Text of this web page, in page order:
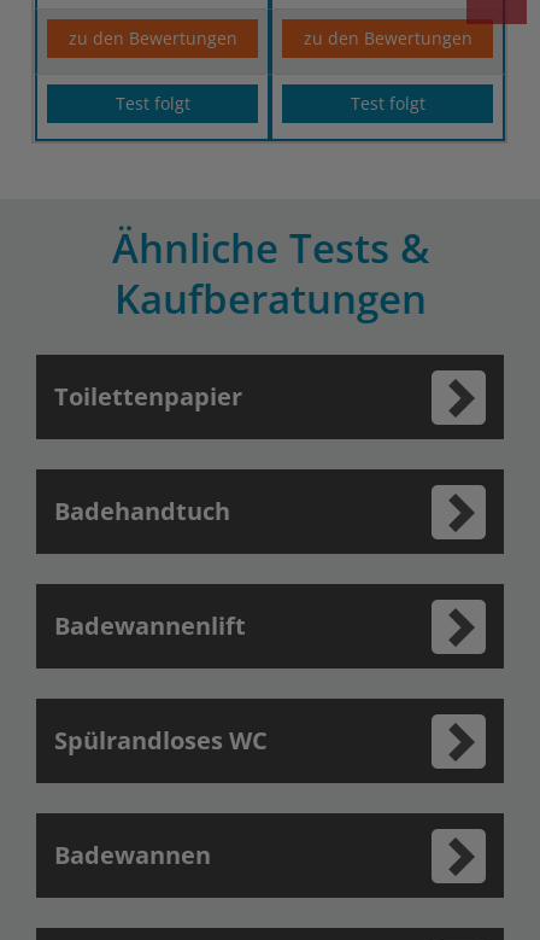
zu den Bewertungen zu den Bewertungen
Test folgt Test folgt
Ähnliche Tests &
Kaufberatungen
Toilettenpapier
Badehandtuch
Badewannenlift
Spülrandloses WC
Badewannen